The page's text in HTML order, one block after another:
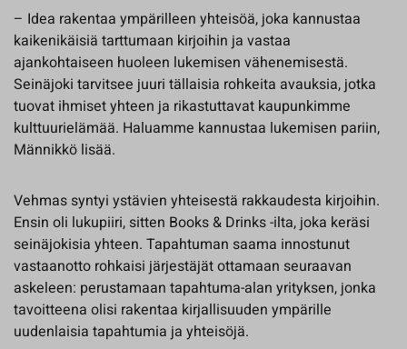
– Idea rakentaa ympärilleen yhteisöä, joka kannustaa
kaikenikäisiä tarttumaan kirjoihin ja vastaa
ajankohtaiseen huoleen lukemisen vähenemisestä.
Seinäjoki tarvitsee juuri tällaisia rohkeita avauksia, jotka
tuovat ihmiset yhteen ja rikastuttavat kaupunkimme
kulttuurielämää. Haluamme kannustaa lukemisen pariin,
Männikkö lisää.
Vehmas syntyi ystävien yhteisestä rakkaudesta kirjoihin.
Ensin oli lukupiiri, sitten Books & Drinks -ilta, joka keräsi
seinäjokisia yhteen. Tapahtuman saama innostunut
vastaanotto rohkaisi järjestäjät ottamaan seuraavan
askeleen: perustamaan tapahtuma-alan yrityksen, jonka
tavoitteena olisi rakentaa kirjallisuuden ympärille
uudenlaisia tapahtumia ja yhteisöjä.